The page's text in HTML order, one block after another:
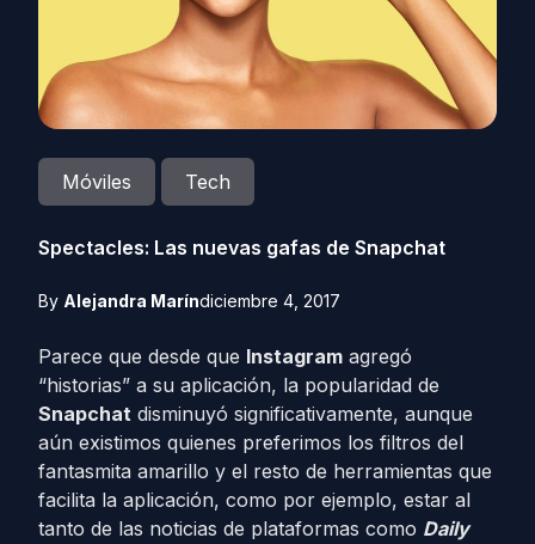
Móviles Tech
Spectacles: Las nuevas gafas de Snapchat
By Alejandra Maríndiciembre 4, 2017
Parece que desde que Instagram agregó
“historias” a su aplicación, la popularidad de
Snapchat disminuyó significativamente, aunque
aún existimos quienes preferimos los filtros del
fantasmita amarillo y el resto de herramientas que
facilita la aplicación, como por ejemplo, estar al
tanto de las noticias de plataformas como Daily